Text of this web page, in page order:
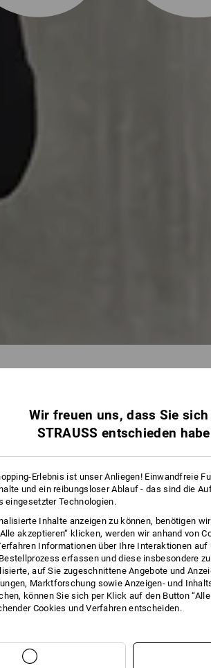
Wir freuen uns, dass Sie
STRAUSS entschieden
Erlebnis ist unser Anliegen! Einwandfreie
und ein reibungsloser Ablauf - das sind die
eingesetzter Technologien.
Inhalte anzeigen zu können, benötigen
akzeptieren“ klicken, werden wir anhand von
Informationen über Ihre Interaktionen
erfassen und diese insbesondere
auf Sie zugeschnittene Angebote und
Marktforschung sowie Anzeigen- und
können Sie sich per Klick auf den Button
Cookies und Verfahren entscheiden.